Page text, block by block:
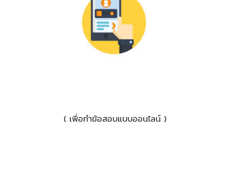
( เพื่อทำข้อสอบแบบออนไลน์ )